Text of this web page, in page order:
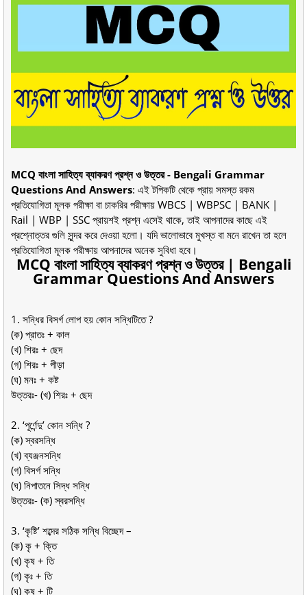
MCQ বাংলা সাহিত্য ব্যাকরণ প্রশ্ন ও উত্তর - Bengali Grammar
Questions And Answers: এই টপিকটি থেকে প্রায় সমস্ত রকম
প্রতিযোগিতা মূলক পরীক্ষা বা চাকরির পরীক্ষায় WBCS | WBPSC | BANK |
Rail | WBP | SSC প্রায়শই প্রশ্ন এসেই থাকে, তাই আপনাদের কাছে এই
প্রশ্নোত্তর গুলি সুন্দর করে দেওয়া হলো। যদি ভালোভাবে মুখস্ত বা মনে রাখেন তা হলে
প্রতিযোগিতা মূলক পরীক্ষায় আপনাদের অনেক সুবিধা হবে।
MCQ বাংলা সাহিত্য ব্যাকরণ প্রশ্ন ও উত্তর | Bengali
Grammar Questions And Answers
1. সন্ধির বিসর্গ লােপ হয় কোন সন্ধিটিতে ?
(ক) প্রাতঃ + কাল
(খ) শিরঃ + ছেদ
(গ) শিরঃ + পীড়া
(ঘ) মনঃ + কষ্ট
উত্তরঃ- (খ) শিরঃ + ছেদ
2. ‘পূর্ণেন্দু’ কোন সন্ধি ?
(ক) স্বরসন্ধি
(খ) ব্যঞ্জনসন্ধি
(গ) বিসর্গ সন্ধি
(ঘ) নিপাতনে সিদ্ধ সন্ধি
উত্তরঃ- (ক) স্বরসন্ধি
3. ‘কৃষ্টি’ শব্দের সঠিক সন্ধি বিচ্ছেদ –
(ক) কৃ + ক্তি
(খ) কৃষ + তি
(গ) কৃঃ + তি
(ঘ) কৃষ + টি